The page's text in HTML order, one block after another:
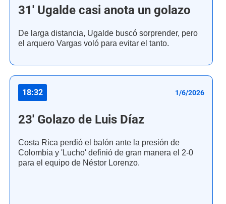
31' Ugalde casi anota un golazo
De larga distancia, Ugalde buscó sorprender, pero
el arquero Vargas voló para evitar el tanto.
18:32 1/6/2026
23' Golazo de Luis Díaz
Costa Rica perdió el balón ante la presión de
Colombia y 'Lucho' definió de gran manera el 2-0
para el equipo de Néstor Lorenzo.